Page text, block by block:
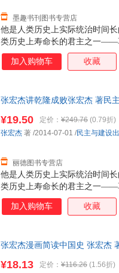
他是人类历史上实际统治时间
类历史上寿命长的君主之一——
刻薄，既节俭又奢靡，既谦虚
的统治成绩，将康乾盛世推向
政治家、学者、诗人、旅行家
墨趣书刊图书专营店
加入购物车 收藏
张宏杰讲乾隆成败张宏杰 著民
他是人类历史上实际统治时间
类历史上寿命长的君主之一——
刻薄，既节俭又奢靡，既谦虚
的统治成绩，将康乾盛世推向
政治家、学者、诗人、旅行家
¥19.50 定价： ¥249.76 (0.79折)
丽德图书专营店
张宏杰 著 /2014-07-01 /民主与建设
加入购物车 收藏
张宏杰漫画简读中国史 张宏杰
¥18.13 定价： ¥116.26 (1.56折)